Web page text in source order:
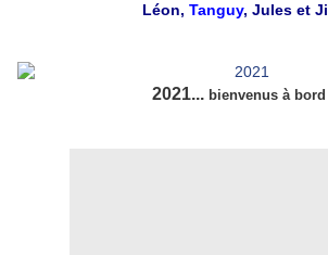
Léon, Tanguy, Jules et
2021... bienvenus à bord